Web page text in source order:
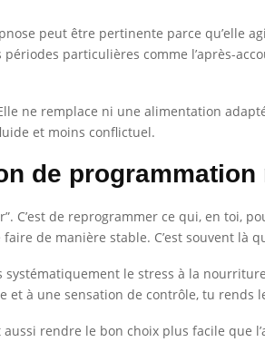
peut être pertinente parce qu’elle
particulières comme l’après-
ne remplace ni une alimentation
et moins conflictuel.
de programmation
C’est de reprogrammer ce qui, en toi,
de manière stable. C’est souvent là
le stress à la
et à une sensation de contrôle, tu
rendre le bon choix plus facile que